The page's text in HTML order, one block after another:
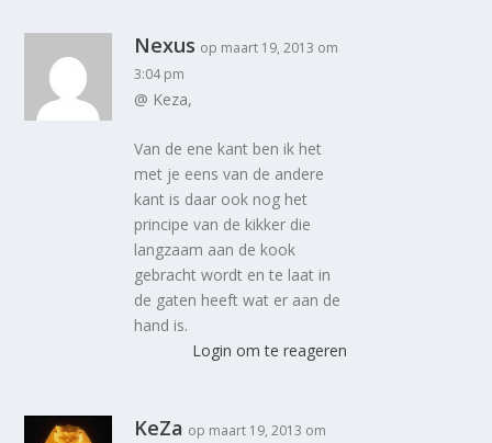
Nexus op maart 19, 2013 om
3:04 pm
@ Keza,
Van de ene kant ben ik het
met je eens van de andere
kant is daar ook nog het
principe van de kikker die
langzaam aan de kook
gebracht wordt en te laat in
de gaten heeft wat er aan de
hand is.
Login om te reageren
KeZa op maart 19, 2013 om